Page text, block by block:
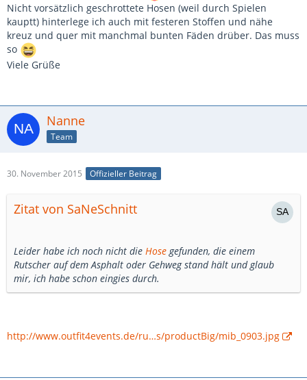
Nicht vorsätzlich geschrottete Hosen (weil durch Spielen
kauptt) hinterlege ich auch mit festeren Stoffen und nähe
kreuz und quer mit manchmal bunten Fäden drüber. Das muss
so
Viele Grüße
Nanne
Team
30. November 2015 Offizieller Beitrag
Zitat von SaNeSchnitt
Leider habe ich noch nicht die Hosegefunden, die einem
Rutscher auf dem Asphalt oder Gehweg stand hält und glaub
mir, ich habe schon eingies durch.
http://www.outfit4events.de/ru…s/productBig/mib_0903.jpg